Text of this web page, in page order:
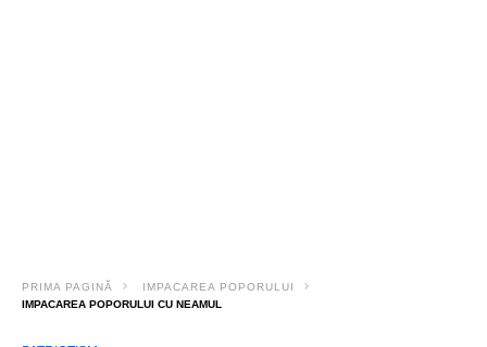
PRIMA PAGINĂ
IMPACAREA POPORULUI
IMPACAREA POPORULUI CU NEAMUL